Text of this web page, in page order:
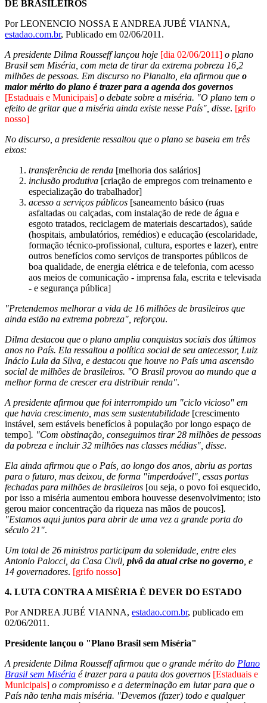
DE BRASILEIROS
Por LEONENCIO NOSSA E ANDREA JUBÉ VIANNA,
estadao.com.br, Publicado em 02/06/2011.
A presidente Dilma Rousseff lançou hoje [dia 02/06/2011] o plano
Brasil sem Miséria, com meta de tirar da extrema pobreza 16,2
milhões de pessoas. Em discurso no Planalto, ela afirmou que o
maior mérito do plano é trazer para a agenda dos governos
[Estaduais e Municipais] o debate sobre a miséria. "O plano tem o
efeito de gritar que a miséria ainda existe nesse País", disse. [grifo
nosso]
No discurso, a presidente ressaltou que o plano se baseia em três
eixos:
transferência de renda [melhoria dos salários]
inclusão produtiva [criação de empregos com treinamento e
especialização do trabalhador]
acesso a serviços públicos [saneamento básico (ruas
asfaltadas ou calçadas, com instalação de rede de água e
esgoto tratados, reciclagem de materiais descartados), saúde
(hospitais, ambulatórios, remédios) e educação (escolaridade,
formação técnico-profissional, cultura, esportes e lazer), entre
outros benefícios como serviços de transportes públicos de
boa qualidade, de energia elétrica e de telefonia, com acesso
aos meios de comunicação - imprensa fala, escrita e televisada
- e segurança pública]
"Pretendemos melhorar a vida de 16 milhões de brasileiros que
ainda estão na extrema pobreza", reforçou.
Dilma destacou que o plano amplia conquistas sociais dos últimos
anos no País. Ela ressaltou a política social de seu antecessor, Luiz
Inácio Lula da Silva, e destacou que houve no País uma ascensão
social de milhões de brasileiros. "O Brasil provou ao mundo que a
melhor forma de crescer era distribuir renda".
A presidente afirmou que foi interrompido um "ciclo vicioso" em
que havia crescimento, mas sem sustentabilidade [crescimento
instável, sem estáveis benefícios à população por longo espaço de
tempo]. "Com obstinação, conseguimos tirar 28 milhões de pessoas
da pobreza e incluir 32 milhões nas classes médias", disse.
Ela ainda afirmou que o País, ao longo dos anos, abriu as portas
para o futuro, mas deixou, de forma "imperdoável", essas portas
fechadas para milhões de brasileiros [ou seja, o povo foi esquecido,
por isso a miséria aumentou embora houvesse desenvolvimento; isto
gerou maior concentração da riqueza nas mãos de poucos].
"Estamos aqui juntos para abrir de uma vez a grande porta do
século 21".
Um total de 26 ministros participam da solenidade, entre eles
Antonio Palocci, da Casa Civil, pivô da atual crise no governo , e
14 governadores. [grifo nosso]
4. LUTA CONTRA A MISÉRIA É DEVER DO ESTADO
Por ANDREA JUBÉ VIANNA, estadao.com.br, publicado em
02/06/2011.
Presidente lançou o "Plano Brasil sem Miséria"
A presidente Dilma Rousseff afirmou que o grande mérito do Plano
Brasil sem Miséria é trazer para a pauta dos governos [Estaduais e
Municipais] o compromisso e a determinação em lutar para que o
País não tenha mais miséria. "Devemos (fazer) todo e qualquer